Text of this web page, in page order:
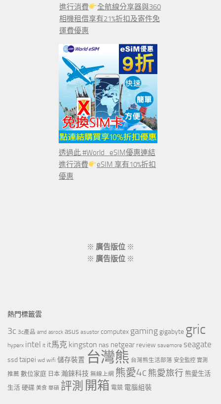
進行消費
全航線分享器與360
相機租借享有21%折扣及寄件免
運費優惠
透過此 #World_eSIM優惠連結
進行消費
eSIM 享有10%折扣
優惠
※ 廣告版位 ※
※ 廣告版位 ※
熱門標籤雲
3c 3c產品 amd asrock asus asustor computex gaming gigabyte gric
hyperx intel it it馬克 kingston nas netgear review savemore seagate
ssdtaipei wd wifi 儲存裝置 台灣熊 台灣熊生活部落 安全監控 實測
推薦 數位家庭 日本 瀚錸科技 無線上網 熊愛4c 熊愛旅行 熊愛生活
生活 硬碟 美食 華碩 評測 開箱 電競 電腦組裝